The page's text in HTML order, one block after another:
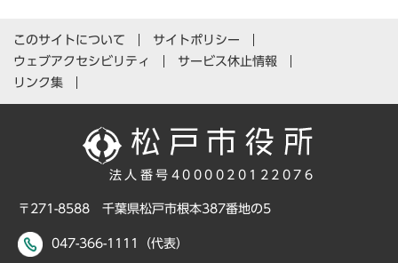
このサイトについて
サイトポリシー
ウェブアクセシビリティ
サービス休止情報
リンク集
法人番号4000020122076
〒271-8588 千葉県松戸市根本387番地の5
047-366-1111（代表）